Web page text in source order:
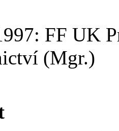
FF UK
(Mgr.)